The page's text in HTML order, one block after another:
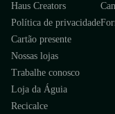
Haus Creators
Política de privacidade
Cartão presente
Nossas lojas
Trabalhe conosco
Loja da Águia
Recicalce